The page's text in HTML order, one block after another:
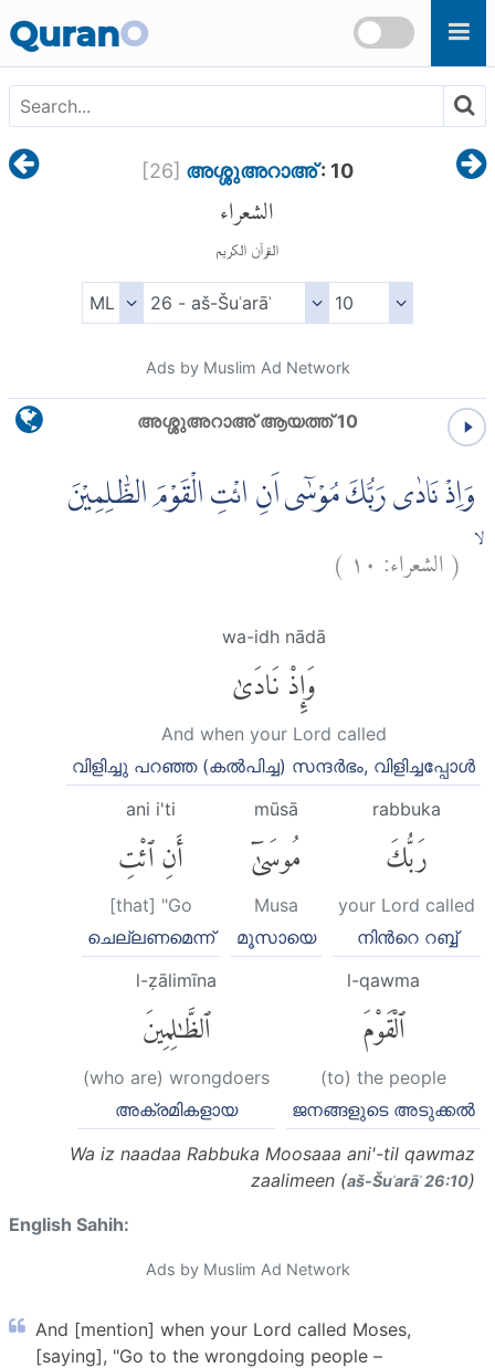
QuranO
[26] അശ്ശുഅറാഅ്: 10
الشعراء
القرآن الكريم
Ads by Muslim Ad Network
അശ്ശുഅറാഅ് ആയത്ത് 10
وَاِذْ نَادٰى رَبُّكَ مُوْسٰٓى اَنِ ائْتِ الْقَوْمَ الظّٰلِمِيْنَ
(الشعراء: ١٠ )
wa-idh nādā
وَإِذْ نَادَىٰ
And when your Lord called
വിളിച്ചു പറഞ്ഞ (കല്‍പിച്ച) സന്ദര്‍ഭം, വിളിച്ചപ്പോള്‍
rabbuka
رَبُّكَ
your Lord called
നിന്‍റെ റബ്ബ്
mūsā
مُوسَىٰٓ
Musa
മൂസായെ
ani i'ti
أَنِ ٱئْتِ
[that] "Go
ചെല്ലണമെന്ന്
l-qawma
ٱلْقَوْمَ
(to) the people
ജനങ്ങളുടെ അടുക്കല്‍
l-ẓālimīna
ٱلظَّٰلِمِينَ
(who are) wrongdoers
അക്രമികളായ
Wa iz naadaa Rabbuka Moosaaa ani'-til qawmaz
zaalimeen (aš-Šuʿarāʾ 26:10)
English Sahih:
Ads by Muslim Ad Network
And [mention] when your Lord called Moses,
[saying], "Go to the wrongdoing people –